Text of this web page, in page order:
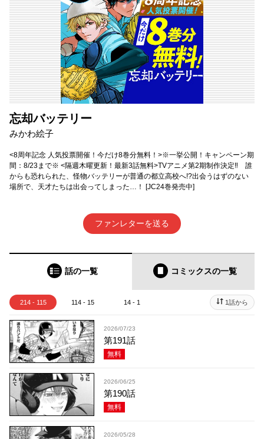
忘却バッテリー
みかわ絵子
<8周年記念 人気投票開催！今だけ8巻分無料！>※一挙公開！キャンペーン期
間：8/23まで※ <隔週木曜更新！最新3話無料>TVアニメ第2期制作決定‼ 誰
からも恐れられた、怪物バッテリーが普通の都立高校へ!?出会うはずのない
場所で、天才たちは出会ってしまった…！ [JC24巻発売中]
ファンレターを送る
話の一覧 コミックスの一覧
214 - 115 114 - 15 14 - 1 1話から
2026/07/23
第191話
無料
2026/06/25
第190話
無料
2026/05/28